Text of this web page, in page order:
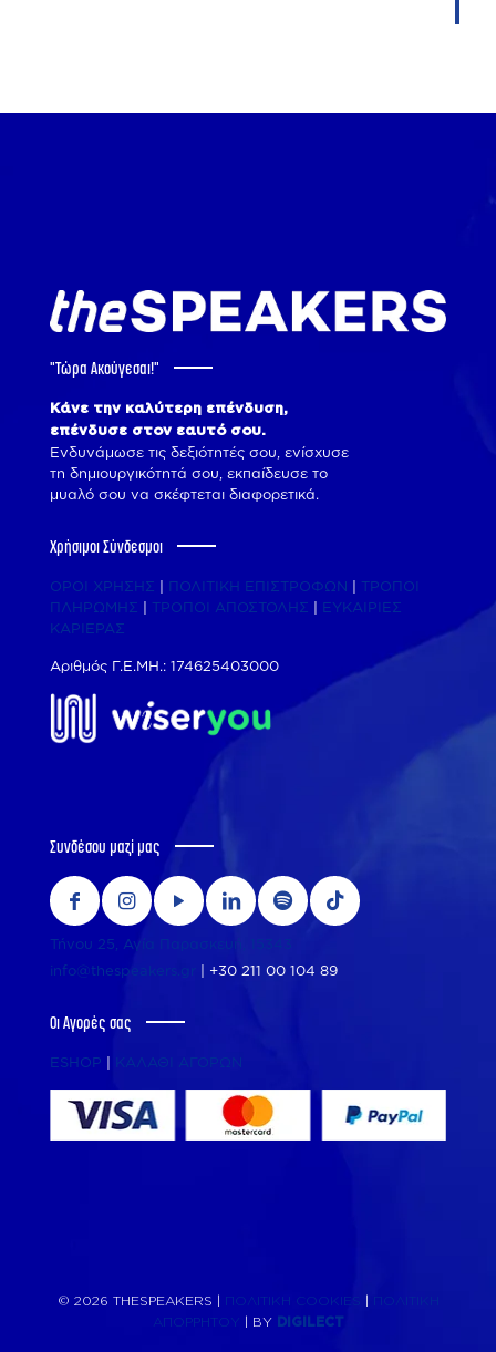
"Tώρα Ακούγεσαι!"
Κάνε την καλύτερη επένδυση,
επένδυσε στον εαυτό σου.
Ενδυνάμωσε τις δεξιότητές σου, ενίσχυσε
τη δημιουργικότητά σου, εκπαίδευσε το
μυαλό σου να σκέφτεται διαφορετικά.
Χρήσιμοι Σύνδεσμοι
ΟΡΟΙ ΧΡΗΣΗΣ | ΠΟΛΙΤΙΚΗ ΕΠΙΣΤΡΟΦΩΝ | ΤΡΟΠΟΙ
ΠΛΗΡΩΜΗΣ | ΤΡΟΠΟΙ ΑΠΟΣΤΟΛΗΣ | ΕΥΚΑΙΡΙΕΣ
ΚΑΡΙΕΡΑΣ
Αριθμός Γ.Ε.ΜΗ.: 174625403000
Συνδέσου μαζί μας
Τήνου 25, Αγία Παρασκευή, 15343
info@thespeakers.gr
| +30 211 00 104 89
Οι Αγορές σας
ESHOP | ΚΑΛΑΘΙ ΑΓΟΡΩΝ
© 2026 THESPEAKERS | ΠΟΛΙΤΙΚΗ COOKIES
ΠΟΛΙΤΙΚΗ
ΑΠΟΡΡΗΤΟΥ
| BY DIGILECT